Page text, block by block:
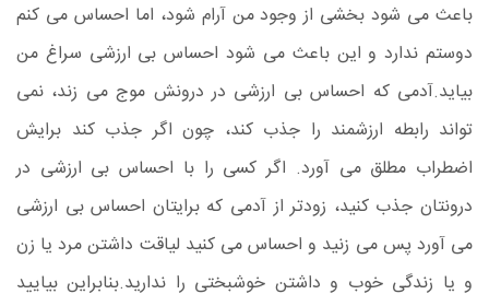
باعث می شود بخشی از وجود من آرام شود، اما احساس می کنم
دوستم ندارد و این باعث می شود احساس بی ارزشی سراغ من
بیاید.آدمی که احساس بی ارزشی در درونش موج می زند، نمی
تواند رابطه ارزشمند را جذب کند، چون اگر جذب کند برایش
اضطراب مطلق می آورد. اگر کسی را با احساس بی ارزشی در
درونتان جذب کنید، زودتر از آدمی که برایتان احساس بی ارزشی
می آورد پس می زنید و احساس می کنید لیاقت داشتن مرد یا زن
و یا زندگی خوب و داشتن خوشبختی را ندارید.بنابراین بیایید